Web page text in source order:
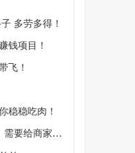
多劳多得！
钱项目！
飞！
稳稳吃肉！
给商家好评